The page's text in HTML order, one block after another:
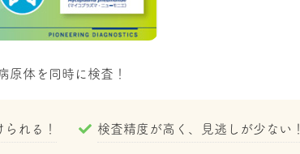
原体を同時に検査！
れる！ 検査精度が高く、見逃しが少ない！